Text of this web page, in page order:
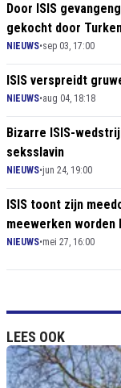
Door ISIS
gekocht door
NIEUWS•sep 03, 17:00
ISIS verspreidt
NIEUWS•aug 04, 18:18
Bizarre ISIS-
seksslavin
NIEUWS•jun 24, 19:00
ISIS toont zijn
meewerken worden
NIEUWS•mei 27, 16:00
LEES OOK